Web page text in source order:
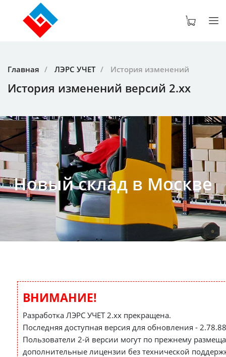
Главная ЛЭРС УЧЕТ История изменений
История изменений версий 2.xx
Новый склад в Москве
ВНИМАНИЕ!
Разработка ЛЭРС УЧЕТ 2.хх прекращена.
Последняя доступная версия для обновления -
Пользователи 2-й версии могут по прежнему
дополнительные лицензии без технической